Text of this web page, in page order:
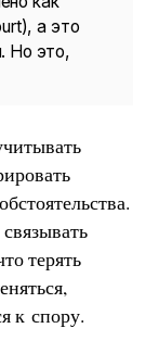
а это
Но это,
терять
к спору.